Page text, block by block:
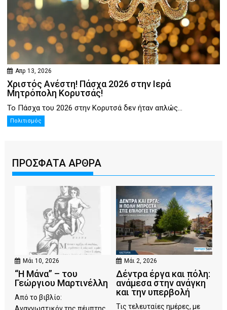
Απρ 13, 2026
Χριστός Ανέστη! Πάσχα 2026 στην Ιερά
Μητρόπολη Κορυτσάς!
Το Πάσχα του 2026 στην Κορυτσά δεν ήταν απλώς...
Πολιτισμός
ΠΡΟΣΦΑΤΑ ΑΡΘΡΑ
Μάι 10, 2026
“Η Μάνα” – του
Γεώργιου Μαρτινέλλη
Από το βιβλίο:
Αναγνωστικόν της πέμπτης
Μάι 2, 2026
Δέντρα έργα και πόλη:
ανάμεσα στην ανάγκη
και την υπερβολή
Τις τελευταίες ημέρες, με